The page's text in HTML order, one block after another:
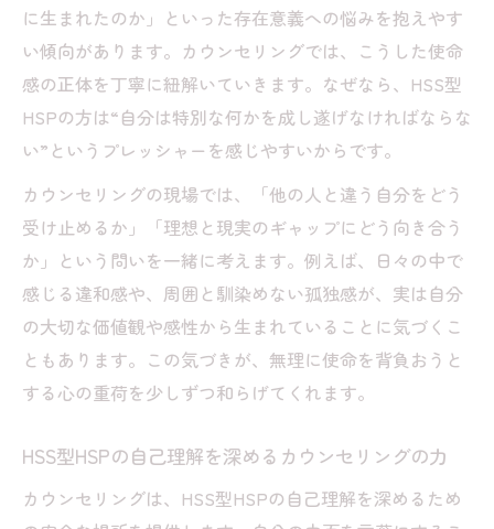
に生まれたのか」といった存在意義への悩みを抱えやす
い傾向があります。カウンセリングでは、こうした使命
感の正体を丁寧に紐解いていきます。なぜなら、HSS型
HSPの方は“自分は特別な何かを成し遂げなければならな
い”というプレッシャーを感じやすいからです。
カウンセリングの現場では、「他の人と違う自分をどう
受け止めるか」「理想と現実のギャップにどう向き合う
か」という問いを一緒に考えます。例えば、日々の中で
感じる違和感や、周囲と馴染めない孤独感が、実は自分
の大切な価値観や感性から生まれていることに気づくこ
ともあります。この気づきが、無理に使命を背負おうと
する心の重荷を少しずつ和らげてくれます。
HSS型HSPの自己理解を深めるカウンセリングの力
カウンセリングは、HSS型HSPの自己理解を深めるため